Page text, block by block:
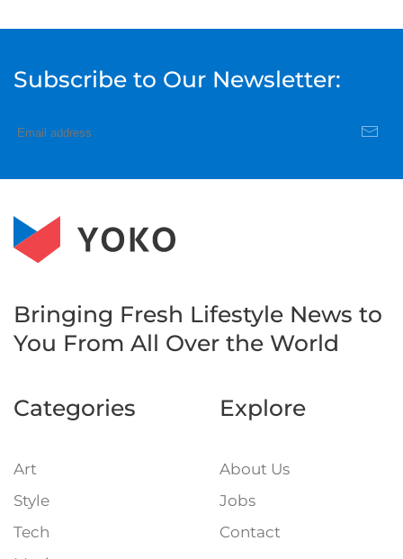
Subscribe to Our Newsletter:
Bringing Fresh Lifestyle News to
You From All Over the World
Categories
Art
Style
Tech
Explore
About Us
Jobs
Contact